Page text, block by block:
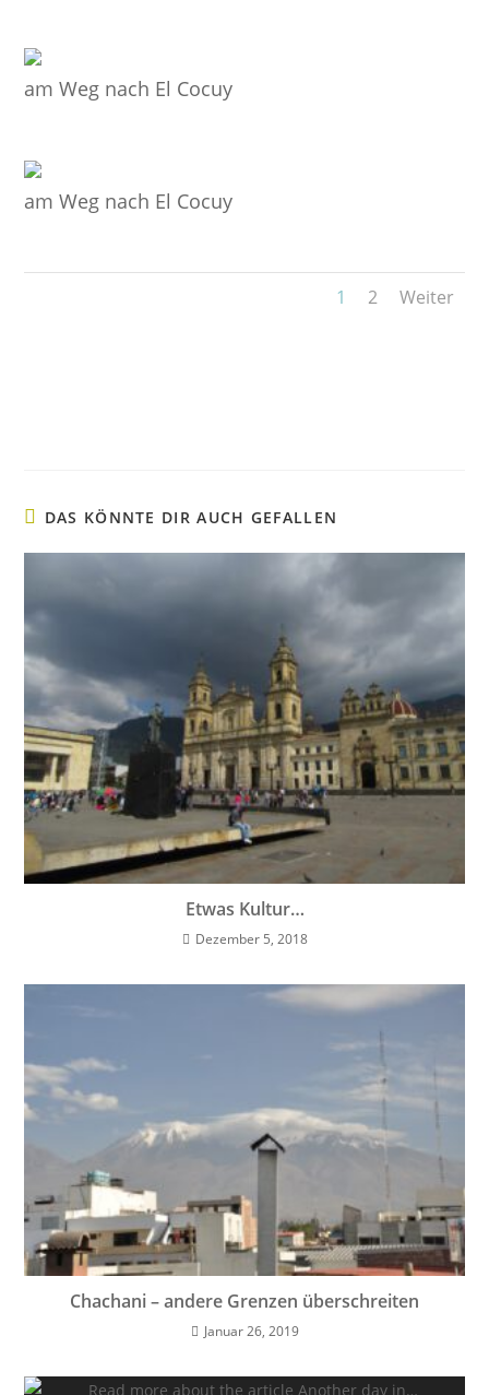
am Weg nach El Cocuy
am Weg nach El Cocuy
1 2 Weiter
DAS KÖNNTE DIR AUCH GEFALLEN
Etwas Kultur…
Dezember 5, 2018
Chachani – andere Grenzen überschreiten
Januar 26, 2019